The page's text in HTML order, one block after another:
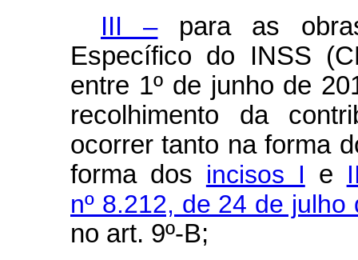
III –para as
Específico do INSS
entre 1º de junho de
recolhimento da
ocorrer tanto na forma
forma dos incisos I e
nº 8.212, de 24 de julho
no art. 9º-B;